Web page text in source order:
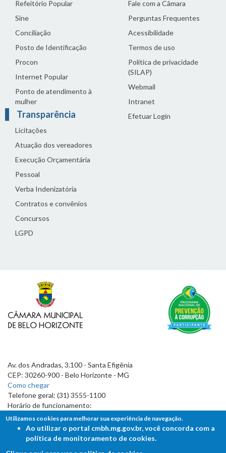
Refeitório Popular
Sine
Conciliação
Posto de Identificação
Procon
Internet Popular
Ponto de atendimento à
mulher
Transparência
Licitações
Atuação dos vereadores
Execução Orçamentária
Pessoal
Verba Indenizatória
Contratos e convênios
Concursos
LGPD
Fale com a Câmara
Perguntas Frequentes
Acessibilidade
Termos de uso
Política de privacidade
(SILAP)
Webmail
Intranet
Efetuar Login
Av. dos Andradas, 3.100 - Santa Efigênia
CEP: 30260-900 - Belo Horizonte - MG
Como chegar
Telefone geral: (31) 3555-1100
Horário de funcionamento:
7h às 19h
Utilizamos cookies para melhorar sua experiência de navegação.
Ao utilizar o portal cmbh.mg.gov.br, você concorda com a
política de monitoramento de cookies.